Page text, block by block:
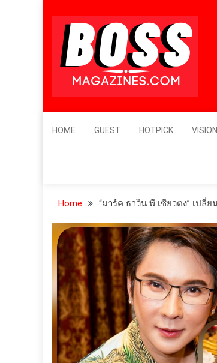
content
Leader's Vision
HOME GUEST HOTPICK VISION
Home “มาร์ค ธาวิน พี เซียวตง” เปลี่